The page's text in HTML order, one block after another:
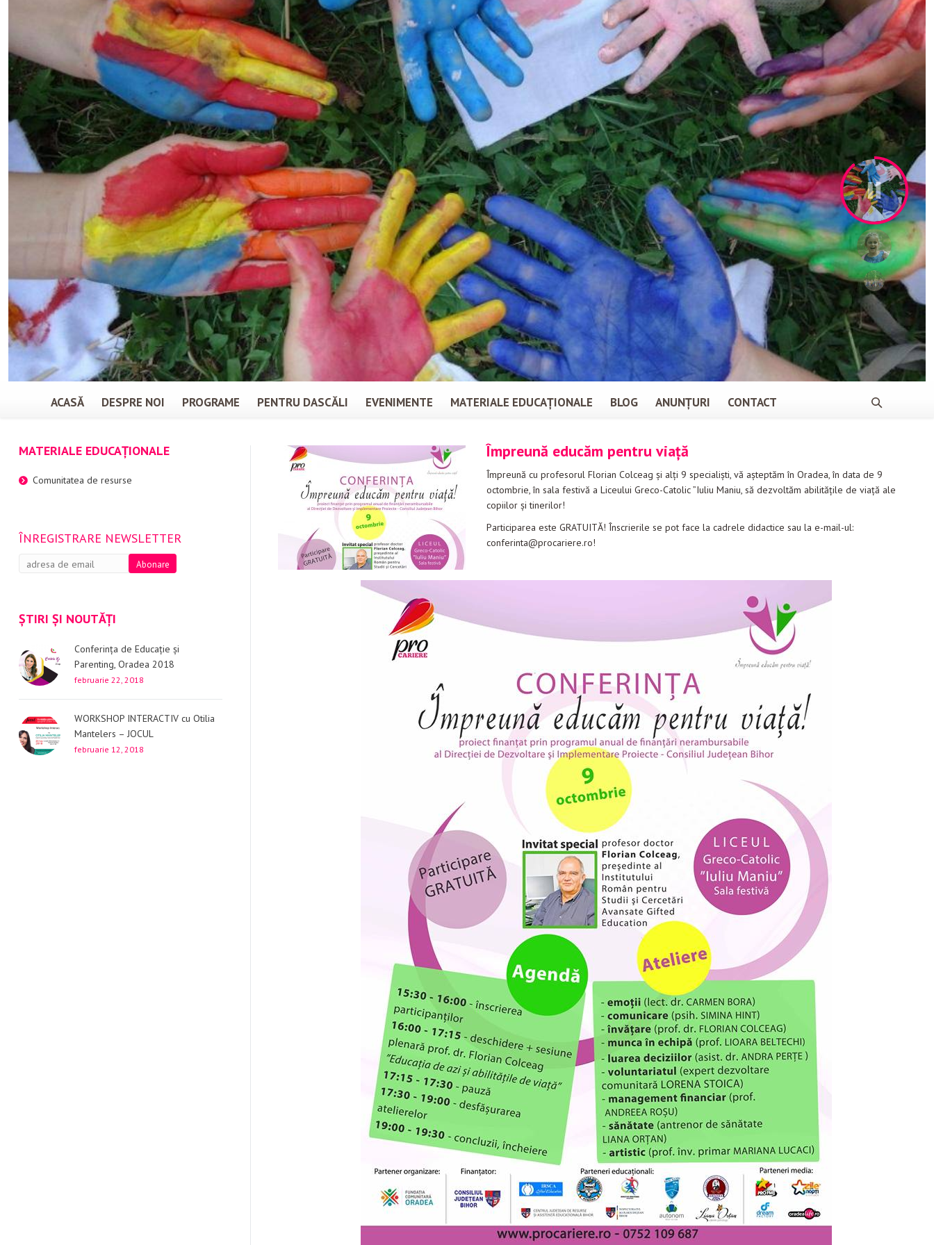
ACASĂ DESPRE NOI PROGRAME PENTRU DASCĂLI EVENIMENTE MATERIALE EDUCAȚIONALE BLOG ANUNȚURI CONTACT
Împreună educăm pentru viață
Împreună cu profesorul Florian Colceag și alți 9 specialiști, vă așteptăm în Oradea, în data de 9
octombrie, în sala festivă a Liceului Greco-Catolic ”Iuliu Maniu, să dezvoltăm abilitățile de viață ale
copiilor și tinerilor!
Participarea este GRATUITĂ! Înscrierile se pot face la cadrele didactice sau la e-mail-ul:
conferinta@procariere.ro!
MATERIALE EDUCAȚIONALE
Comunitatea de resurse
ÎNREGISTRARE NEWSLETTER
ȘTIRI ȘI NOUTĂȚI
Conferința de Educație și
Parenting, Oradea 2018
februarie 22, 2018
WORKSHOP INTERACTIV cu Otilia
Mantelers – JOCUL
februarie 12, 2018